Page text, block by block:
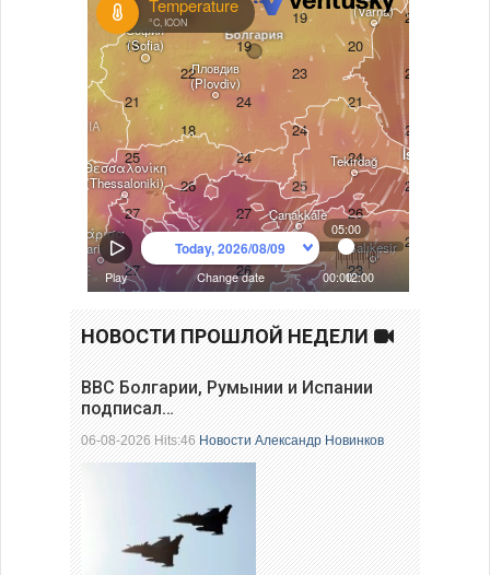
НОВОСТИ ПРОШЛОЙ НЕДЕЛИ
ВВС Болгарии, Румынии и Испании
подписал…
06-08-2026 Hits:46Новости Александр Новинков